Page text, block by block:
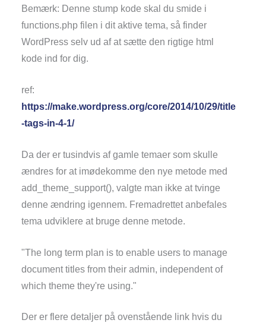
Bemærk: Denne stump kode skal du smide i
functions.php filen i dit aktive tema, så finder
WordPress selv ud af at sætte den rigtige html
kode ind for dig.
ref:
https://make.wordpress.org/core/2014/10/29/title
-tags-in-4-1/
Da der er tusindvis af gamle temaer som skulle
ændres for at imødekomme den nye metode med
add_theme_support(), valgte man ikke at tvinge
denne ændring igennem. Fremadrettet anbefales
tema udviklere at bruge denne metode.
"The long term plan is to enable users to manage
document titles from their admin, independent of
which theme they're using."
Der er flere detaljer på ovenstående link hvis du